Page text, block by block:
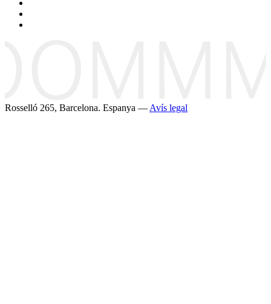
Rosselló 265, Barcelona. Espanya — Avís legal